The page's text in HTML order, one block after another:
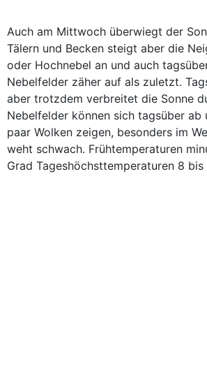
Auch am Mittwoch überwiegt der
Tälern und Becken steigt aber die
oder Hochnebel an und auch
Nebelfelder zäher auf als zuletzt.
aber trotzdem verbreitet die Sonne
Nebelfelder können sich tagsüber ab
paar Wolken zeigen, besonders im
weht schwach. Frühtemperaturen
Grad Tageshöchsttemperaturen 8 bis